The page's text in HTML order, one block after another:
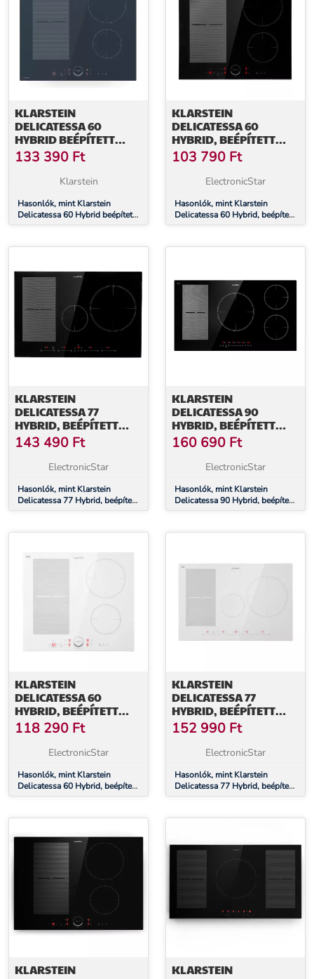
KLARSTEIN
DELICATESSA 60
HYBRID BEÉPÍTETT
INDUKCIÓS FŐZŐLAP,
7000 W, FLEXI ZÓNA,
BOOSTER, INDUKCIÓ
133 390 Ft
Klarstein
Hasonlók, mint Klarstein
Delicatessa 60 Hybrid beépített
indukciós főzőlap, 7000 W,
KLARSTEIN
DELICATESSA 60
HYBRID, BEÉPÍTETT
INDUKCIÓS FŐZŐLAP,
7000 W, 4 ZÓNA,
FEKETE
103 790 Ft
ElectronicStar
Hasonlók, mint Klarstein
Delicatessa 60 Hybrid, beépített
indukciós főzőlap, 7000 W, 4
KLARSTEIN
DELICATESSA 77
HYBRID, BEÉPÍTETT
INDUKCIÓS FŐZŐLAP,
7000 W, 4 ZÓNA,
FEKETE
143 490 Ft
ElectronicStar
Hasonlók, mint Klarstein
Delicatessa 77 Hybrid, beépített
indukciós főzőlap, 7000 W, 4
KLARSTEIN
DELICATESSA 90
HYBRID, BEÉPÍTETT
INDUKCIÓS FŐZŐLAP,
7400 W, 5 ZÓNA,
FEKETE
160 690 Ft
ElectronicStar
Hasonlók, mint Klarstein
Delicatessa 90 Hybrid, beépített
indukciós főzőlap, 7400 W, 5
KLARSTEIN
DELICATESSA 60
HYBRID, BEÉPÍTETT
INDUKCIÓS FŐZŐLAP,
7000 W, 4 ZÓNA
118 290 Ft
ElectronicStar
Hasonlók, mint Klarstein
Delicatessa 60 Hybrid, beépített
indukciós főzőlap, 7000 W, 4
KLARSTEIN
DELICATESSA 77
HYBRID, BEÉPÍTETT
INDUKCIÓS FŐZŐLAP,
7000 W, 4 ZÓNA
152 990 Ft
ElectronicStar
Hasonlók, mint Klarstein
Delicatessa 77 Hybrid, beépített
indukciós főzőlap, 7000 W, 4
KLARSTEIN
KLARSTEIN